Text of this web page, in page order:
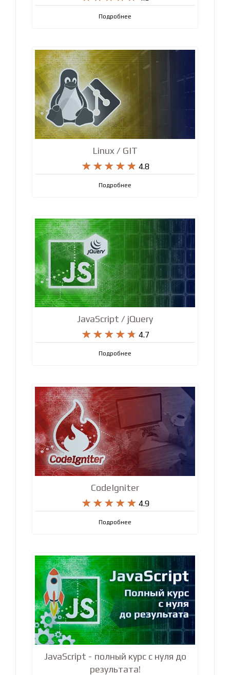
Подробнее
Linux / GIT
    
     4.8
Подробнее
JavaScript / jQuery
    
     4.7
Подробнее
CodeIgniter
    
     4.9
Подробнее
JavaScript - полный курс с нуля до
результата!